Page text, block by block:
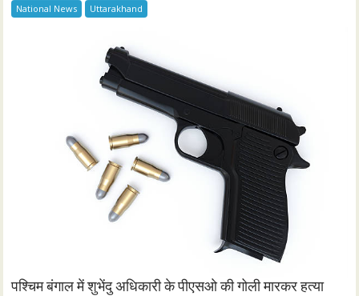
National News Uttarakhand
पश्चिम बंगाल में शुभेंदु अधिकारी के पीएसओ की गोली मारकर हत्या